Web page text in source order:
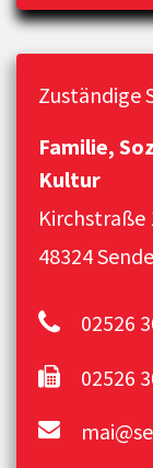
Zuständige
Familie,
Kultur
Kirchstraße
48324
02526
02526